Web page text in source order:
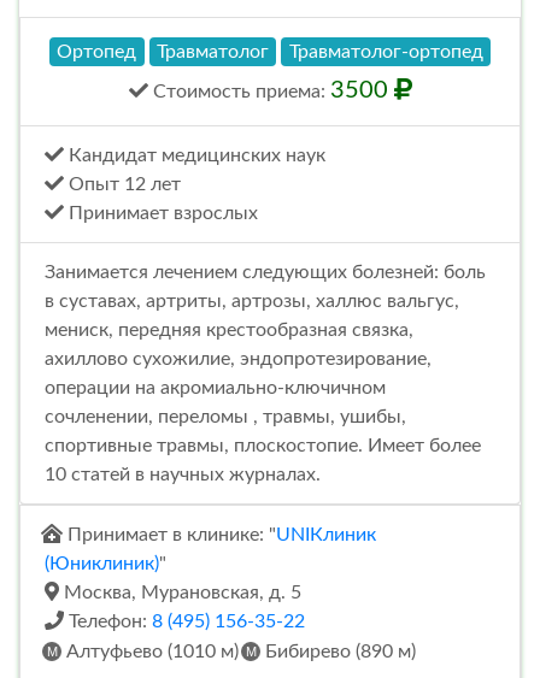
Ортопед Травматолог Травматолог-ортопед
Стоимость приема: 3500
Кандидат медицинских наук
Опыт 12 лет
Принимает взрослых
Занимается лечением следующих болезней: боль
в суставах, артриты, артрозы, халлюс вальгус,
мениск, передняя крестообразная связка,
ахиллово сухожилие, эндопротезирование,
операции на акромиально-ключичном
сочленении, переломы , травмы, ушибы,
спортивные травмы, плоскостопие. Имеет более
10 статей в научных журналах.
Принимает в клинике: "UNIКлиник
(Юниклиник)"
Москва, Мурановская, д. 5
Телефон: 8 (495) 156-35-22
Алтуфьево (1010 м)
Бибирево (890 м)